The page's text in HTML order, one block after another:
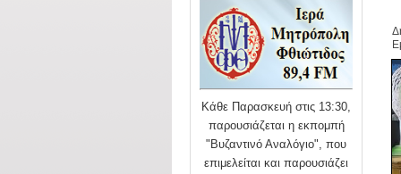
Κάθε Παρασκευή στις 13:30,
παρουσιάζεται η εκπομπή
"Βυζαντινό Αναλόγιο", που
επιμελείται και παρουσιάζει